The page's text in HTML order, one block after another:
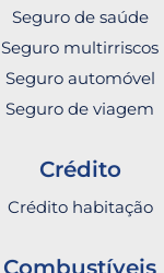
Seguro de saúde
Seguro multirriscos
Seguro automóvel
Seguro de viagem
Crédito
Crédito habitação
Combustíveis